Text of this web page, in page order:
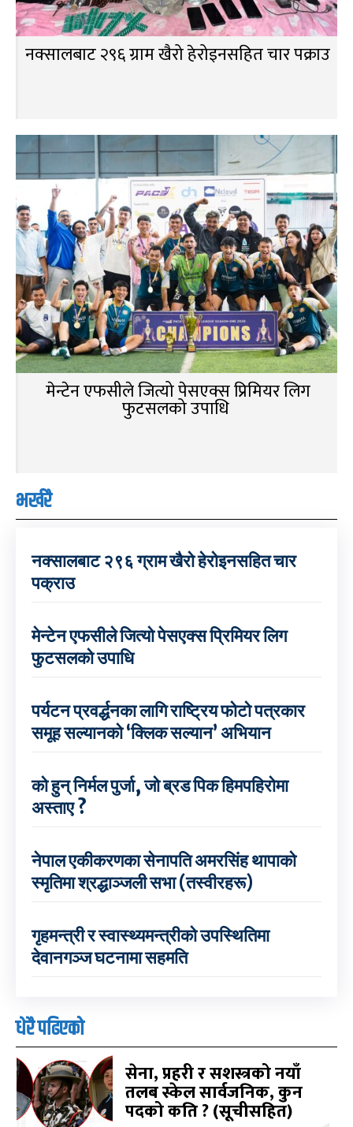
नक्सालबाट २९६ ग्राम खैरो हेरोइनसहित चार पक्राउ
मेन्टेन एफसीले जित्यो पेसएक्स प्रिमियर लिग
फुटसलको उपाधि
भर्खरै
नक्सालबाट २९६ ग्राम खैरो हेरोइनसहित चार
पक्राउ
मेन्टेन एफसीले जित्यो पेसएक्स प्रिमियर लिग
फुटसलको उपाधि
पर्यटन प्रवर्द्धनका लागि राष्ट्रिय फोटो पत्रकार
समूह सल्यानको ‘क्लिक सल्यान’ अभियान
को हुन् निर्मल पुर्जा, जो ब्रड पिक हिमपहिरोमा
अस्ताए ?
नेपाल एकीकरणका सेनापति अमरसिंह थापाको
स्मृतिमा श्रद्धाञ्जली सभा (तस्वीरहरू)
गृहमन्त्री र स्वास्थ्यमन्त्रीको उपस्थितिमा
देवानगञ्ज घटनामा सहमति
धेरै पढिएको
सेना, प्रहरी र सशस्त्रको नयाँ
तलब स्केल सार्वजनिक, कुन
पदको कति ? (सूचीसहित)